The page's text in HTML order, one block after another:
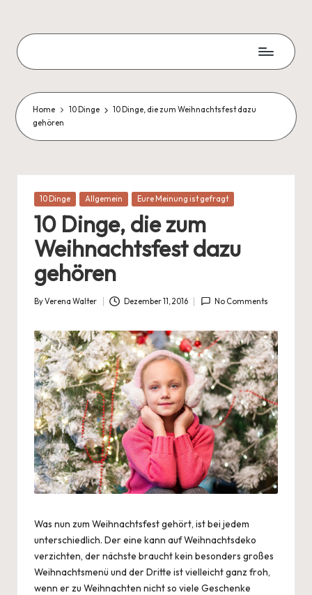
content
Blog
Home 10 Dinge
10 Dinge, die zum Weihnachtsfest dazu
gehören
Posted
10 Dinge Allgemein Eure Meinung ist gefragt
10 Dinge, die zum
Weihnachtsfest dazu
gehören
Posted
ByVerena Walter Dezember 11, 2016 No Comments
Was nun zum Weihnachtsfest gehört, ist bei jedem
unterschiedlich. Der eine kann aufWeihnachtsdeko
verzichten, der nächste braucht kein besonders großes
Weihnachtsmenü und der Dritte ist vielleicht ganz froh,
wenn er zu Weihnachten nicht so viele Geschenke